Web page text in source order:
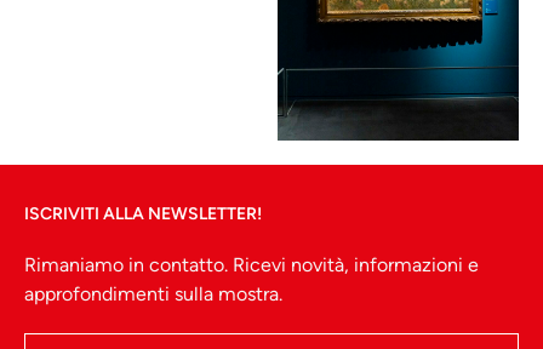
ISCRIVITI ALLA NEWSLETTER!
Rimaniamo in contatto. Ricevi novità, informazioni e
approfondimenti sulla mostra.